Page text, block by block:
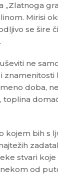
Mirisi
se šire
ne
doba,
kojem bih s
stvari
od